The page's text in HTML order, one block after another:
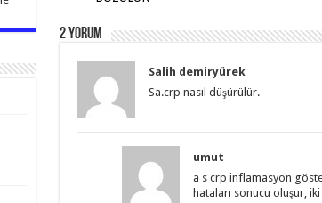
k
2 Yorum
Salih demiryürek
Sa.crp nasıl düşürülür.
umut
a s crp inflamasyon
hataları sonucu oluşur,